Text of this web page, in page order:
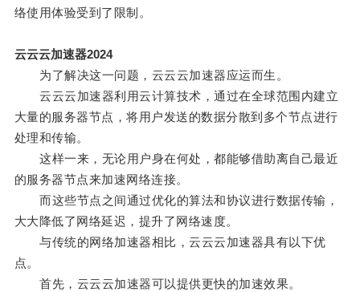
络使用体验受到了限制。
云云云加速器2024
为了解决这一问题，云云云加速器应运而生。
云云云加速器利用云计算技术，通过在全球范围内建立
大量的服务器节点，将用户发送的数据分散到多个节点进行
处理和传输。
这样一来，无论用户身在何处，都能够借助离自己最近
的服务器节点来加速网络连接。
而这些节点之间通过优化的算法和协议进行数据传输，
大大降低了网络延迟，提升了网络速度。
与传统的网络加速器相比，云云云加速器具有以下优
点。
首先，云云云加速器可以提供更快的加速效果。